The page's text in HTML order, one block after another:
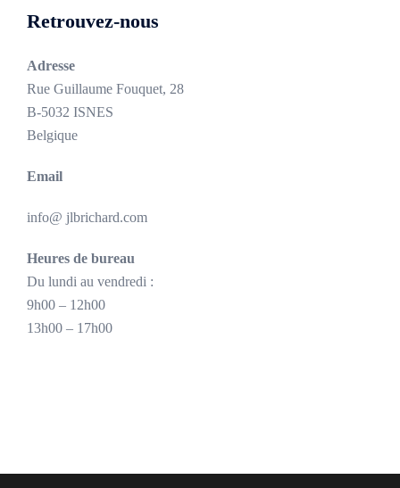
Retrouvez-nous
Adresse
Rue Guillaume Fouquet, 28
B-5032 ISNES
Belgique
Email
info@ jlbrichard.com
Heures de bureau
Du lundi au vendredi :
9h00 – 12h00
13h00 – 17h00